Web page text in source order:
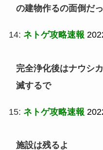
の建物作るの面倒だ
14: ネトゲ攻略速報
完全浄化後はナウシ
滅するで
15: ネトゲ攻略速報
施設は残るよ